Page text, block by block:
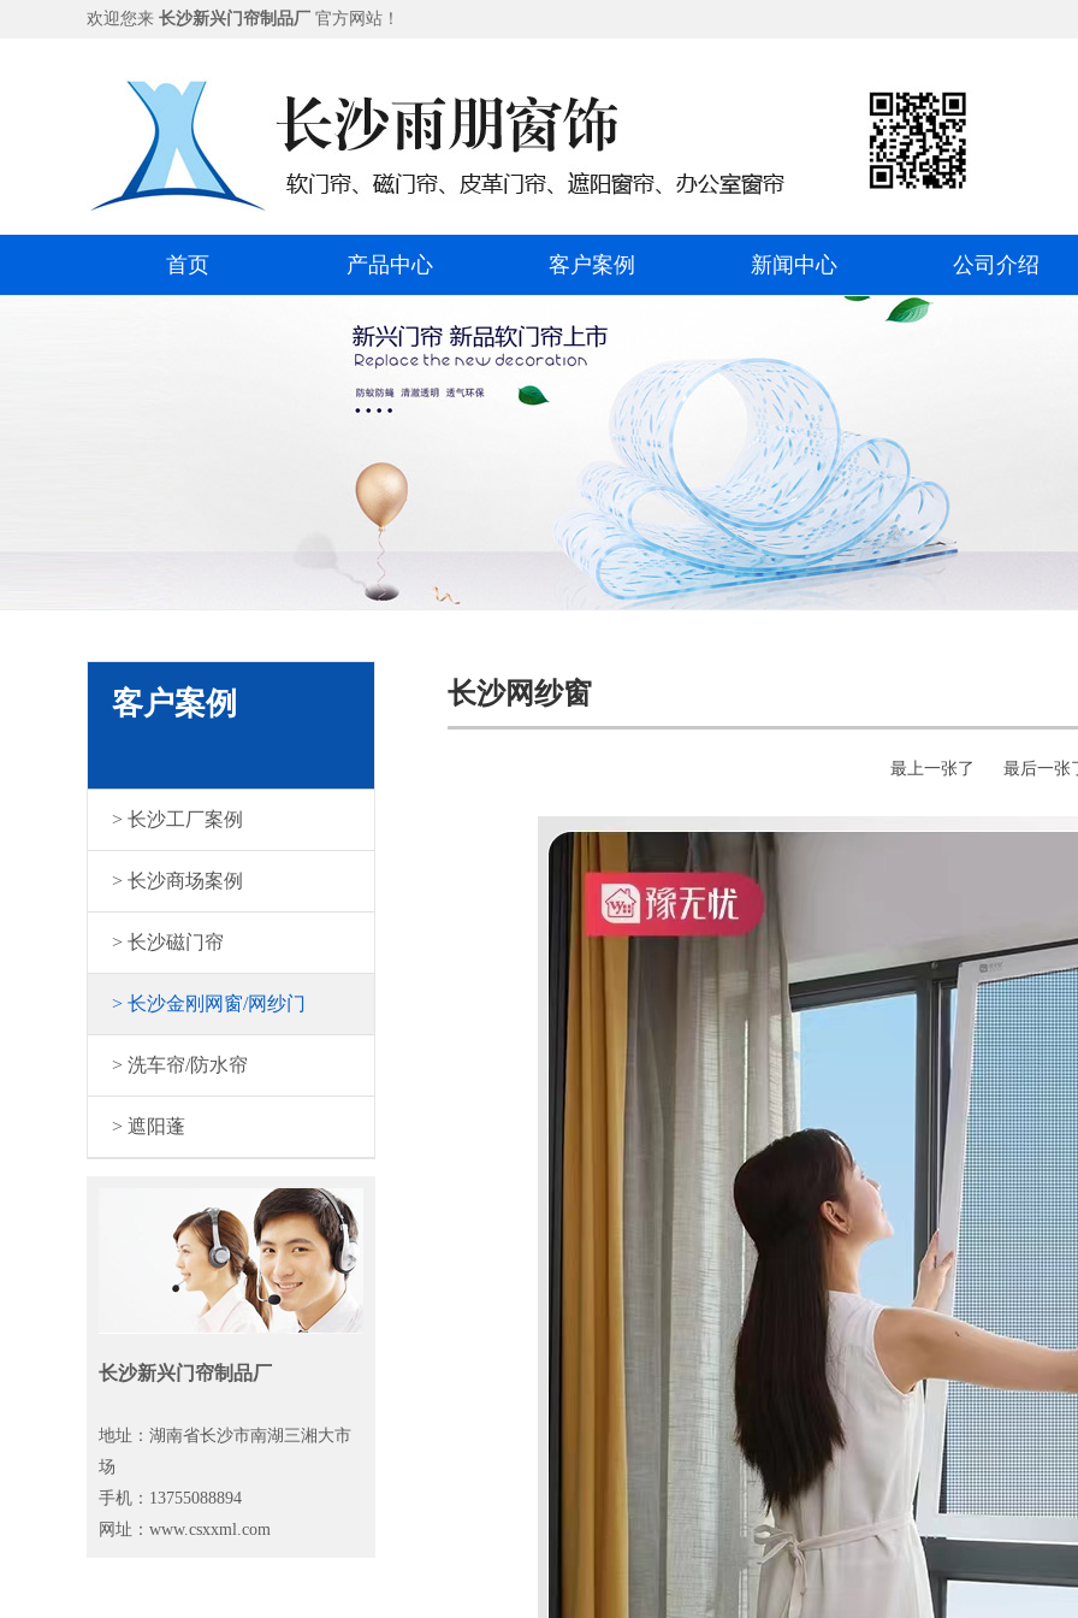
欢迎您来 长沙新兴门帘制品厂 官方网站！
首页 产品中心 客户案例 新闻中心 公司介绍
客户案例
> 长沙工厂案例
> 长沙商场案例
> 长沙磁门帘
> 长沙金刚网窗/网纱门
> 洗车帘/防水帘
> 遮阳蓬
长沙新兴门帘制品厂
地址：湖南省长沙市南湖三湘大市
场
手机：13755088894
网址：www.csxxml.com
长沙网纱窗
最上一张了 最后一张